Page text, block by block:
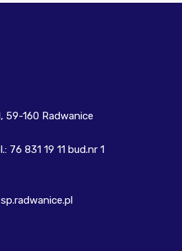
59-160 Radwanice
76 831 19 11 bud.nr 1